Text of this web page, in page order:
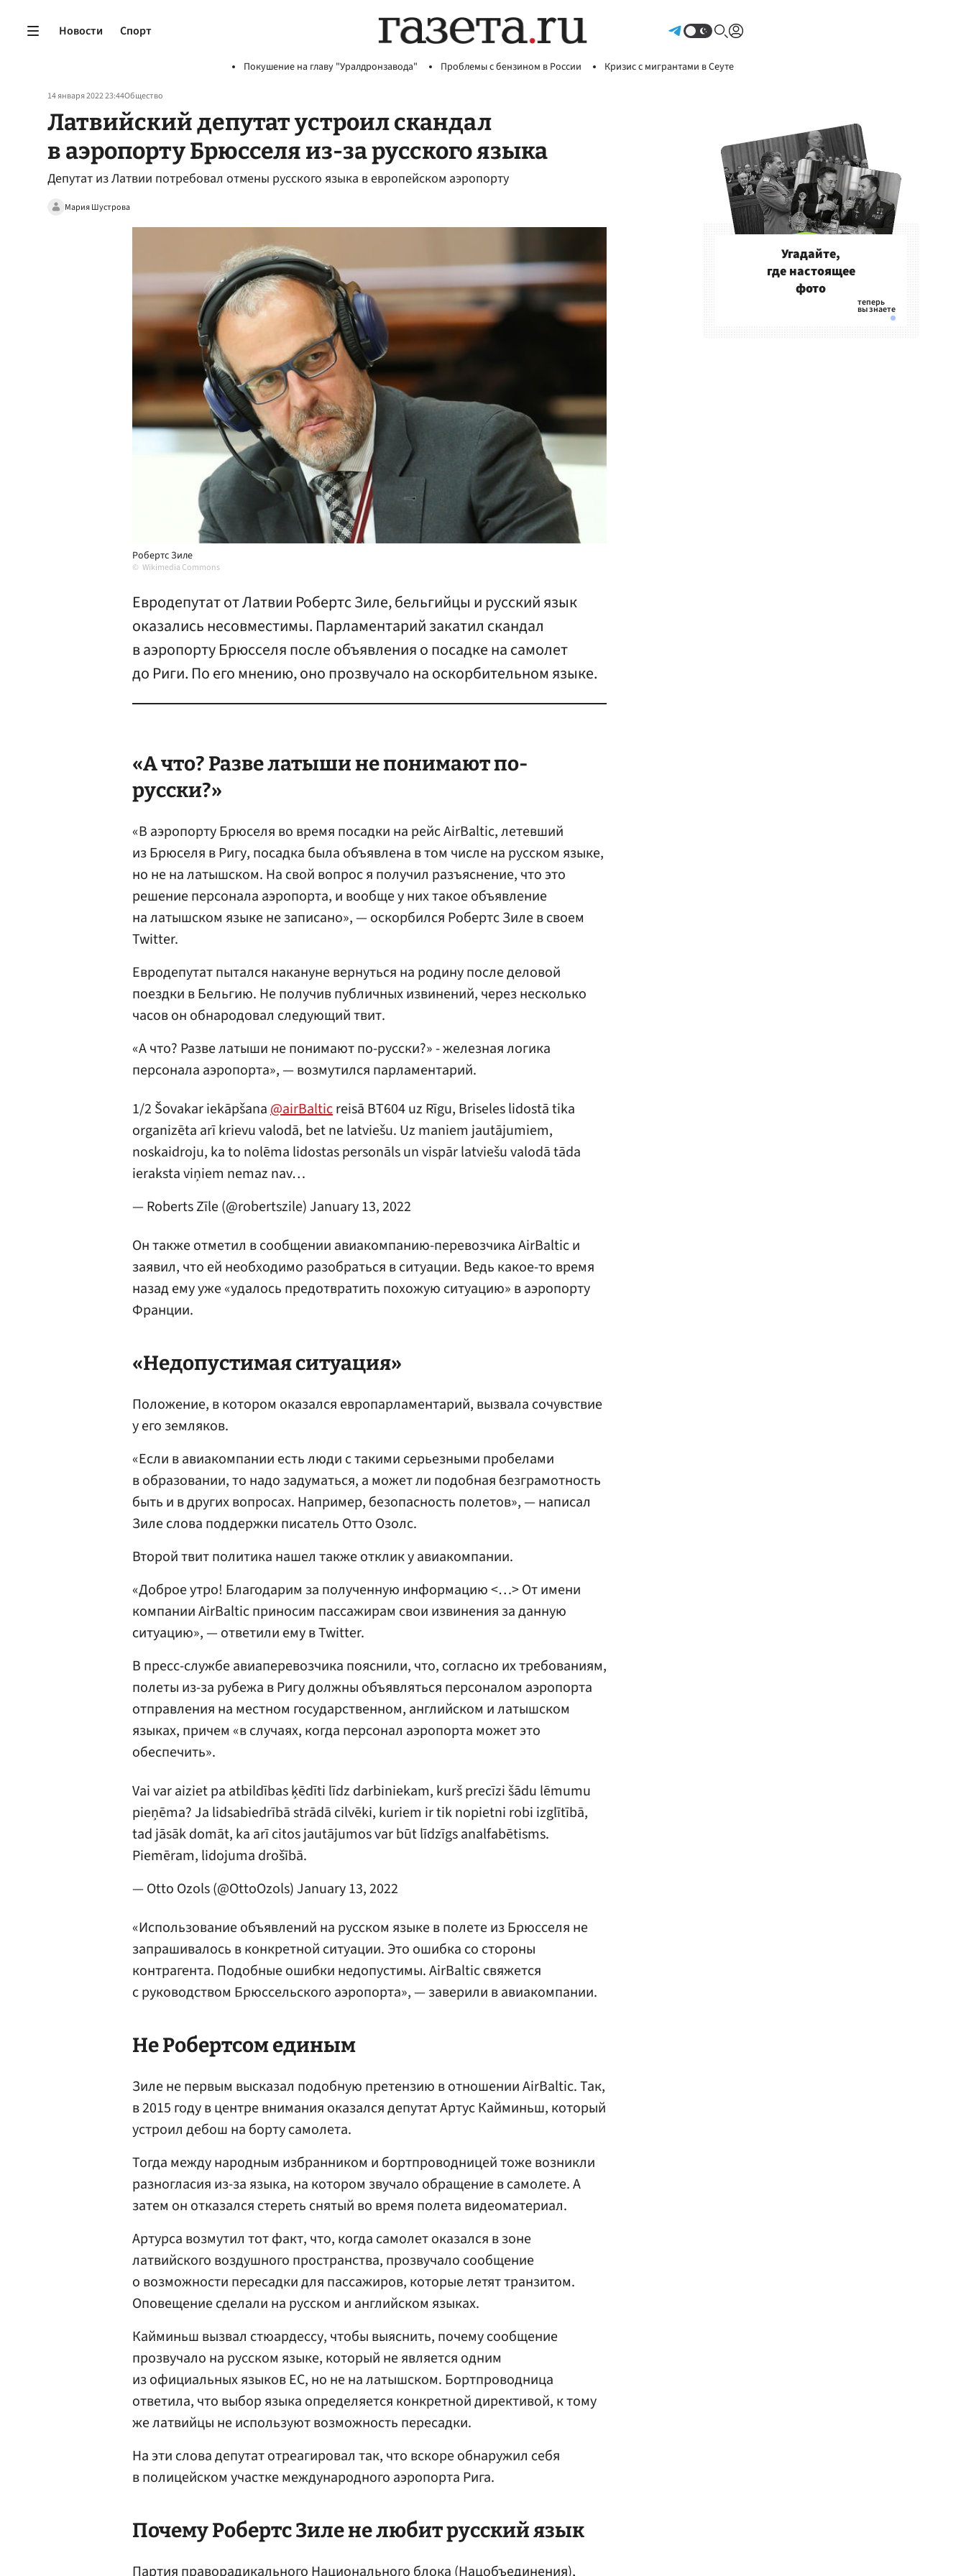
Новости Спорт
Покушение на главу "Уралдронзавода" Проблемы с бензином в России Кризис с мигрантами в Сеуте
14 января 2022 23:44Общество
Латвийский депутат устроил скандал
в аэропорту Брюсселя из-за русского языка
Депутат из Латвии потребовал отмены русского языка в европейском аэропорту
Мария Шустрова
Робертс Зиле
Wikimedia Commons
Евродепутат от Латвии Робертс Зиле, бельгийцы и русский язык
оказались несовместимы. Парламентарий закатил скандал
в аэропорту Брюсселя после объявления о посадке на самолет
до Риги. По его мнению, оно прозвучало на оскорбительном языке.
«А что? Разве латыши не понимают по-
русски?»
«В аэропорту Брюселя во время посадки на рейс АirBaltic, летевший
из Брюселя в Ригу, посадка была объявлена в том числе на русском языке,
но не на латышском. На свой вопрос я получил разъяснение, что это
решение персонала аэропорта, и вообще у них такое объявление
на латышском языке не записано», — оскорбился Робертс Зиле в своем
Twitter.
Евродепутат пытался накануне вернуться на родину после деловой
поездки в Бельгию. Не получив публичных извинений, через несколько
часов он обнародовал следующий твит.
«А что? Разве латыши не понимают по-русски?» - железная логика
персонала аэропорта», — возмутился парламентарий.
1/2 Šovakar iekāpšana@airBalticreisā BT604 uz Rīgu, Briseles lidostā tika
organizēta arī krievu valodā, bet ne latviešu. Uz maniem jautājumiem,
noskaidroju, ka to nolēma lidostas personāls un vispār latviešu valodā tāda
ieraksta viņiem nemaz nav…
— Roberts Zīle (@robertszile)January 13, 2022
Он также отметил в сообщении авиакомпанию-перевозчика АirBaltic и
заявил, что ей необходимо разобраться в ситуации. Ведь какое-то время
назад ему уже «удалось предотвратить похожую ситуацию» в аэропорту
Франции.
«Недопустимая ситуация»
Положение, в котором оказался европарламентарий, вызвала сочувствие
у его земляков.
«Если в авиакомпании есть люди с такими серьезными пробелами
в образовании, то надо задуматься, а может ли подобная безграмотность
быть и в других вопросах. Например, безопасность полетов», — написал
Зиле слова поддержки писатель Отто Озолс.
Второй твит политика нашел также отклик у авиакомпании.
«Доброе утро! Благодарим за полученную информацию <…> От имени
компании АirBaltic приносим пассажирам свои извинения за данную
ситуацию», — ответили ему в Twitter.
В пресс-службе авиаперевозчика пояснили, что, согласно их требованиям,
полеты из-за рубежа в Ригу должны объявляться персоналом аэропорта
отправления на местном государственном, английском и латышском
языках, причем «в случаях, когда персонал аэропорта может это
обеспечить».
Vai var aiziet pa atbildības ķēdīti līdz darbiniekam, kurš precīzi šādu lēmumu
pieņēma? Ja lidsabiedrībā strādā cilvēki, kuriem ir tik nopietni robi izglītībā,
tad jāsāk domāt, ka arī citos jautājumos var būt līdzīgs analfabētisms.
Piemēram, lidojuma drošībā.
— Otto Ozols (@OttoOzols)January 13, 2022
«Использование объявлений на русском языке в полете из Брюсселя не
запрашивалось в конкретной ситуации. Это ошибка со стороны
контрагента. Подобные ошибки недопустимы. АirBaltic свяжется
с руководством Брюссельского аэропорта», — заверили в авиакомпании.
Не Робертсом единым
Зиле не первым высказал подобную претензию в отношении АirBaltic. Так,
в 2015 году в центре внимания оказался депутат Артус Кайминьш, который
устроил дебош на борту самолета.
Тогда между народным избранником и бортпроводницей тоже возникли
разногласия из-за языка, на котором звучало обращение в самолете. А
затем он отказался стереть снятый во время полета видеоматериал.
Артурса возмутил тот факт, что, когда самолет оказался в зоне
латвийского воздушного пространства, прозвучало сообщение
о возможности пересадки для пассажиров, которые летят транзитом.
Оповещение сделали на русском и английском языках.
Кайминьш вызвал стюардессу, чтобы выяснить, почему сообщение
прозвучало на русском языке, который не является одним
из официальных языков ЕС, но не на латышском. Бортпроводница
ответила, что выбор языка определяется конкретной директивой, к тому
же латвийцы не используют возможность пересадки.
На эти слова депутат отреагировал так, что вскоре обнаружил себя
в полицейском участке международного аэропорта Рига.
Почему Робертс Зиле не любит русский язык
Партия праворадикального Национального блока (Нацобъединения),
Угадайте,
где настоящее
фото